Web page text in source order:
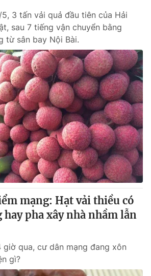
3 tấn vải quả đầu tiên của Hải
sau 7 tiếng vận chuyển bằng
từ sân bay Nội Bài.
mạng: Hạt vải thiều có
pha xây nhà nhầm lẫn
giờ qua, cư dân mạng đang xôn
gì?